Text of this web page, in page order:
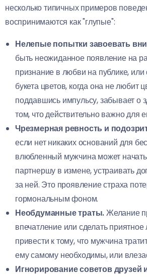
несколько типичных примеров
воспринимаются как "глупые":
Нелепые попытки завоевать
быть неожиданное появление на
признание в любви на публике, или
букета цветов, когда она не любит
поддавшись импульсу, забывает о
том, что действительно важно для
Чрезмерная ревность и
если нет никаких оснований для
влюбленный мужчина может
партнершу в измене, устраивать
за ней. Это проявление страха
гормональным фоном.
Необдуманные траты.Желание
впечатление или сделать
привести к тому, что мужчина
ему самому необходимы, или
Игнорирование советов друзей